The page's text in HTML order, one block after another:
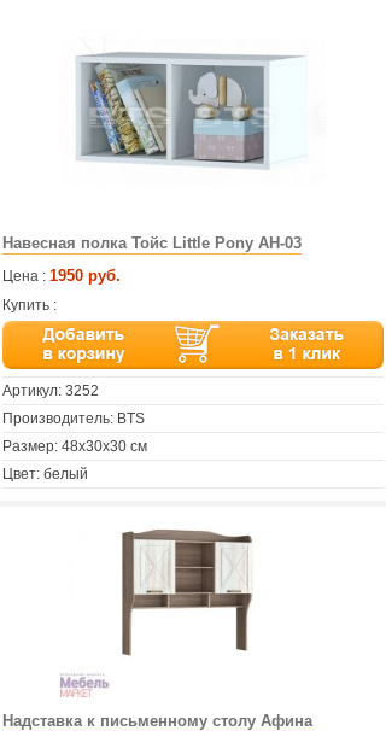
Навесная полка Тойс Little Pony АН-03
Цена : 1950 руб.
Купить :
Артикул: 3252
Производитель: BTS
Размер: 48х30х30 см
Цвет: белый
Надставка к письменному столу Афина